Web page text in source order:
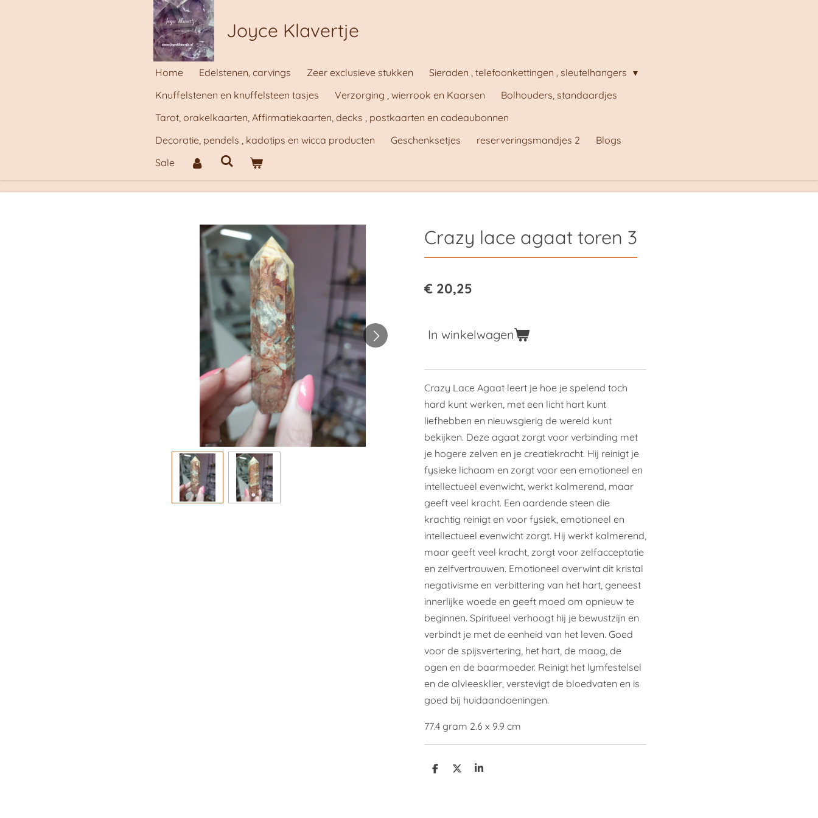
Joyce Klavertje
Home Edelstenen, carvings Zeer exclusieve stukken
Sieraden , telefoonkettingen , sleutelhangers
Knuffelstenen en knuffelsteen tasjes
Verzorging , wierrook en Kaarsen
Bolhouders, standaardjes
Tarot, orakelkaarten, Affirmatiekaarten, decks , postkaarten en cadeaubonnen
Decoratie, pendels , kadotips en wicca producten
Geschenksetjes reserveringsmandjes 2
Blogs
Sale
Crazy lace agaat toren 3
€ 20,25
In winkelwagen
Crazy Lace Agaat leert je hoe je spelend toch
hard kunt werken, met een licht hart kunt
liefhebben en nieuwsgierig de wereld kunt
bekijken. Deze agaat zorgt voor verbinding met
je hogere zelven en je creatiekracht. Hij reinigt je
fysieke lichaam en zorgt voor een emotioneel en
intellectueel evenwicht, werkt kalmerend, maar
geeft veel kracht. Een aardende steen die
krachtig reinigt en voor fysiek, emotioneel en
intellectueel evenwicht zorgt. Hij werkt kalmerend,
maar geeft veel kracht, zorgt voor zelfacceptatie
en zelfvertrouwen. Emotioneel overwint dit kristal
negativisme en verbittering van het hart, geneest
innerlijke woede en geeft moed om opnieuw te
beginnen. Spiritueel verhoogt hij je bewustzijn en
verbindt je met de eenheid van het leven. Goed
voor de spijsvertering, het hart, de maag, de
ogen en de baarmoeder. Reinigt het lymfestelsel
en de alvleesklier, verstevigt de bloedvaten en is
goed bij huidaandoeningen.
77.4 gram 2.6 x 9.9 cm
D
D
S